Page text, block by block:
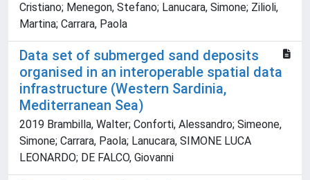
Cristiano; Menegon, Stefano; Lanucara, Simone; Zilioli,
Martina; Carrara, Paola
Data set of submerged sand deposits
organised in an interoperable spatial data
infrastructure (Western Sardinia,
Mediterranean Sea)
2019 Brambilla, Walter; Conforti, Alessandro; Simeone,
Simone; Carrara, Paola; Lanucara, SIMONE LUCA
LEONARDO; DE FALCO, Giovanni